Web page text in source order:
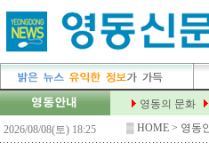
▒ HOME > 영동